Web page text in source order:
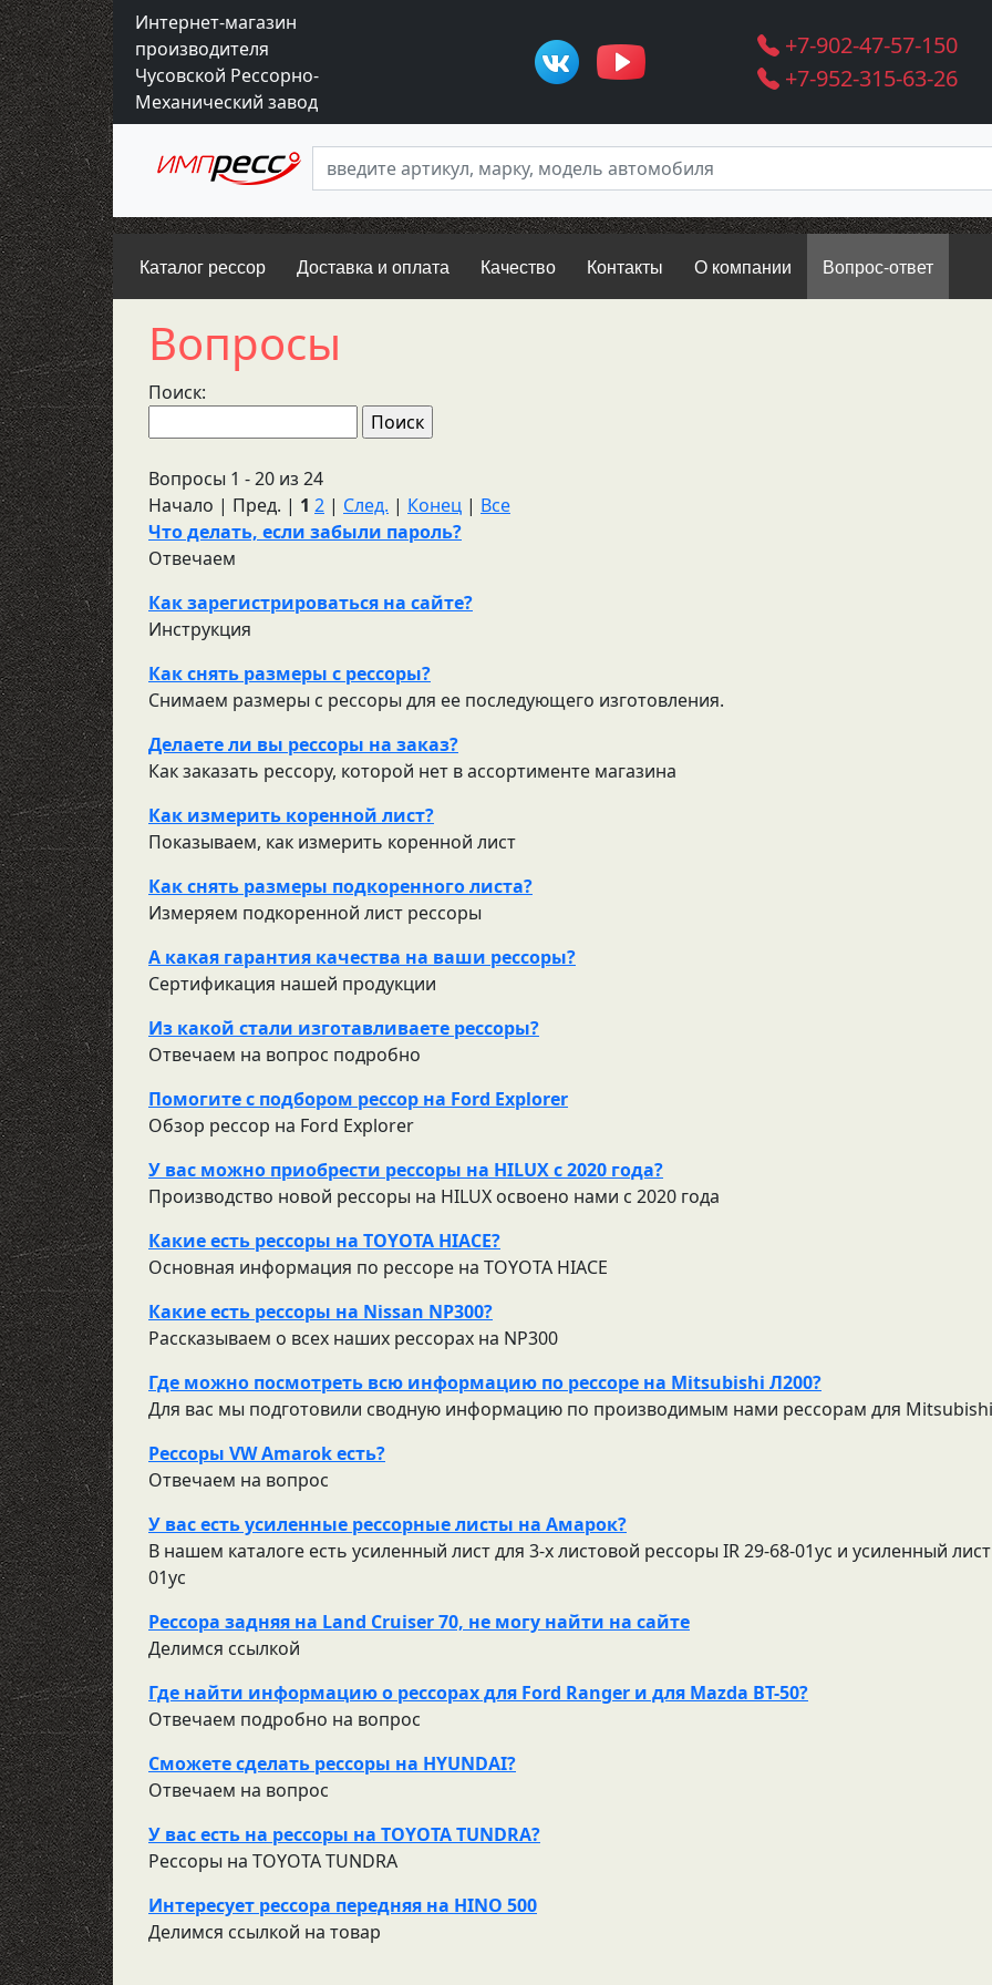
Интернет-магазин
производителя
Чусовской Рессорно-
Механический завод
+7-902-47-57-150
+7-952-315-63-26
Каталог рессор Доставка и оплата Качество Контакты О компании Вопрос-ответ
Вопросы
Поиск:
Вопросы 1 - 20 из 24
Начало | Пред. | 1 2 | След. | Конец | Все
Что делать, если забыли пароль?
Отвечаем
Как зарегистрироваться на сайте?
Инструкция
Как снять размеры с рессоры?
Снимаем размеры с рессоры для ее последующего изготовления.
Делаете ли вы рессоры на заказ?
Как заказать рессору, которой нет в ассортименте магазина
Как измерить коренной лист?
Показываем, как измерить коренной лист
Как снять размеры подкоренного листа?
Измеряем подкоренной лист рессоры
А какая гарантия качества на ваши рессоры?
Сертификация нашей продукции
Из какой стали изготавливаете рессоры?
Отвечаем на вопрос подробно
Помогите с подбором рессор на Ford Explorer
Обзор рессор на Ford Explorer
У вас можно приобрести рессоры на HILUX c 2020 года?
Производство новой рессоры на HILUX освоено нами c 2020 года
Какие есть рессоры на TOYOTA HIACE?
Основная информация по рессоре на TOYOTA HIACE
Какие есть рессоры на Nissan NP300?
Рассказываем о всех наших рессорах на NP300
Где можно посмотреть всю информацию по рессоре на Mitsubishi Л200?
Для вас мы подготовили сводную информацию по производимым нами рессорам для
Рессоры VW Amarok есть?
Отвечаем на вопрос
У вас есть усиленные рессорные листы на Амарок?
В нашем каталоге есть усиленный лист для 3-х листовой рессоры IR 29-68-01ус и усиленный
01ус
Рессора задняя на Land Cruiser 70, не могу найти на сайте
Делимся ссылкой
Где найти информацию о рессорах для Ford Ranger и для Mazda BT-50?
Отвечаем подробно на вопрос
Сможете сделать рессоры на HYUNDAI?
Отвечаем на вопрос
У вас есть на рессоры на TOYOTA TUNDRA?
Рессоры на TOYOTA TUNDRA
Интересует рессора передняя на HINO 500
Делимся ссылкой на товар